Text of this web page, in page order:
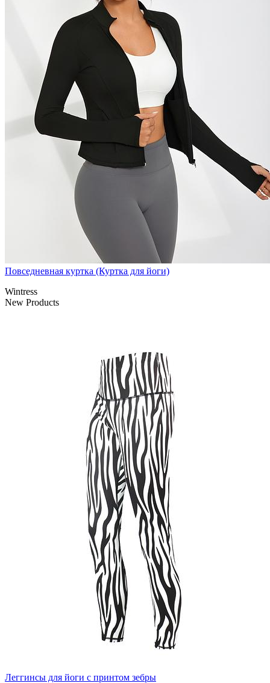
Повседневная куртка (Куртка для йоги)
Wintress
New Products
Леггинсы для йоги с принтом зебры